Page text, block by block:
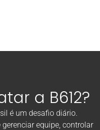
a B612?
é um desafio diário.
equipe, controlar